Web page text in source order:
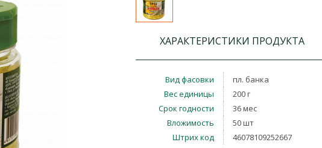
ХАРАКТЕРИСТИКИ ПРОДУКТА
Вид фасовки
пл. банка
Вес единицы
200 г
Срок годности
36 мес
Вложимость
50 шт
Штрих код
46078109252667